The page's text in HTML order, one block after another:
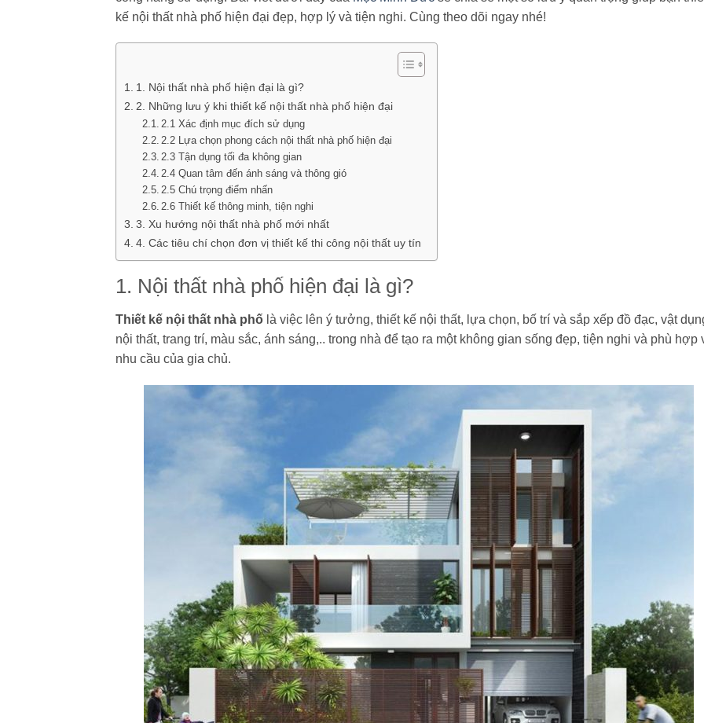
kế nội thất nhà phố hiện đại đẹp, hợp lý và tiện nghi. Cùng theo dõi ngay nhé!
1. Nội thất nhà phố hiện đại là gì?
2. Những lưu ý khi thiết kế nội thất nhà phố hiện đại
2.1 Xác định mục đích sử dụng
2.2 Lựa chọn phong cách nội thất nhà phố hiện đại
2.3 Tận dụng tối đa không gian
2.4 Quan tâm đến ánh sáng và thông gió
2.5 Chú trọng điểm nhấn
2.6 Thiết kế thông minh, tiện nghi
3. Xu hướng nội thất nhà phố mới nhất
4. Các tiêu chí chọn đơn vị thiết kế thi công nội thất uy tín
1. Nội thất nhà phố hiện đại là gì?
Thiết kế nội thất nhà phố là việc lên ý tưởng, thiết kế nội thất, lựa chọn, bố trí và sắp xếp đồ đạc, vật
nội thất, trang trí, màu sắc, ánh sáng,.. trong nhà để tạo ra một không gian sống đẹp, tiện nghi và phù hợp
nhu cầu của gia chủ.